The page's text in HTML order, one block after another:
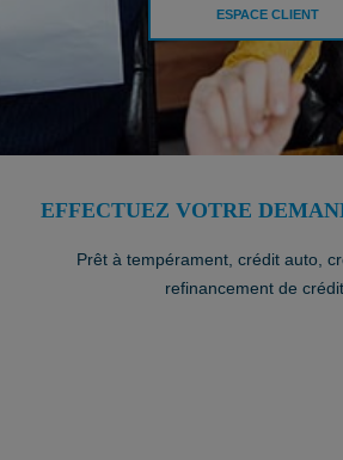
ESPACE CLIENT
EFFECTUEZ VOTRE
Prêt à tempérament, crédit auto,
refinancement de